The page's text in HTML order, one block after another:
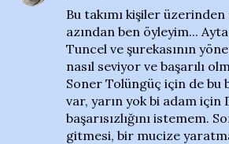
Bu takımı kişiler
azından ben öyleyim...
Tuncel ve şurekasının
nasıl seviyor ve başarılı
Soner Tolüngüç için de bu
var, yarın yok bi adam
başarısızlığını istemem.
gitmesi, bir mucize